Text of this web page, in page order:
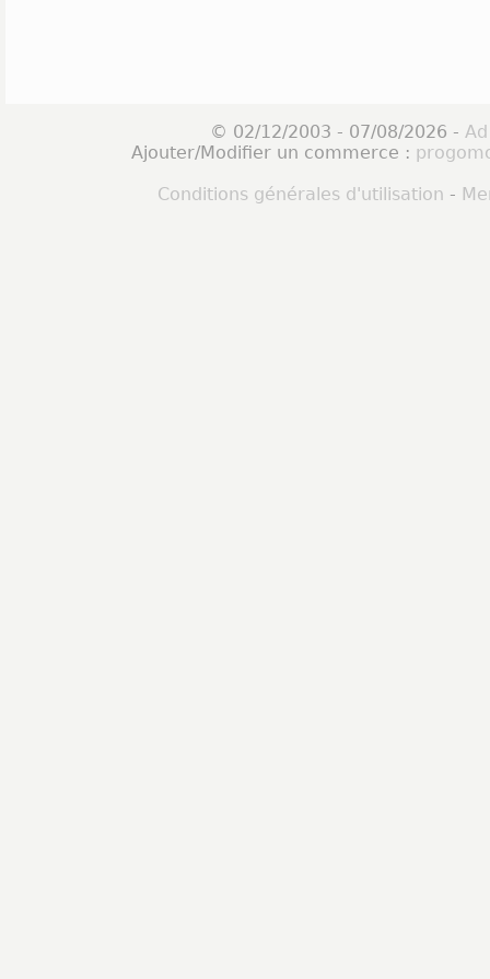
© 02/12/2003 - 07/08/2026 -
Ajouter/Modifier un commerce :
Conditions générales d'utilisation -